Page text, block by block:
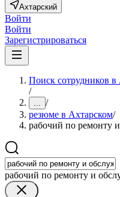
Ахтарский
Войти
Войти
Зарегистрироваться
Поиск сотрудников в
/
... /
резюме в Ахтарском/
рабочий по ремонту
рабочий по ремонту и